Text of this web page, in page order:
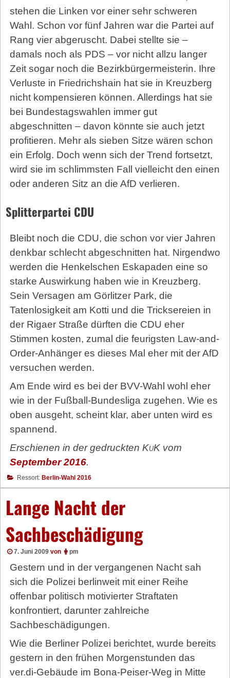
stehen die Linken vor einer sehr schweren
Wahl. Schon vor fünf Jahren war die Partei auf
Rang vier abgeruscht. Dabei stellte sie –
damals noch als PDS – vor nicht allzu langer
Zeit sogar noch die Bezirkbürgermeisterin. Ihre
Verluste in Friedrichshain hat sie in Kreuzberg
nicht kompensieren können. Allerdings hat sie
bei Bundestagswahlen immer gut
abgeschnitten – davon könnte sie auch jetzt
profitieren. Mehr als sieben Sitze wären schon
ein Erfolg. Doch wenn sich der Trend fortsetzt,
wird sie im schlimmsten Fall vielleicht den einen
oder anderen Sitz an die AfD verlieren.
Splitterpartei CDU
Bleibt noch die CDU, die schon vor vier Jahren
denkbar schlecht abgeschnitten hat. Nirgendwo
werden die Henkelschen Eskapaden eine so
starke Auswirkung haben wie in Kreuzberg.
Sein Versagen am Gör­litzer Park, die
Tatenlosigkeit am Kotti und die Tricksereien in
der Rigaer Straße dürften die CDU eher
Stimmen kosten, zumal die feurigsten Law-and-
Order-Anhänger es dieses Mal eher mit der AfD
versuchen werden.
Am Ende wird es bei der BVV-Wahl wohl eher
wie in der Fußball-Bundesliga zugehen. Wie es
oben ausgeht, scheint klar, aber unten wird es
spannend.
Erschienen in der gedruckten KuKvom
September 2016.
Ressort: Berlin-Wahl 2016
Lange Nacht der
Sachbeschädigung
7. Juni 2009 von pm
Gestern und in der vergangenen Nacht sah
sich die Polizei berlinweit mit einer Reihe
offenbar politisch motivierter Straftaten
konfrontiert, darunter zahlreiche
Sachbeschädigungen.
Wie die Berliner Polizei berichtet, wurde bereits
gestern in den frühen Morgenstunden das
ver.di-Gebäude im Bona-Peiser-Weg in Mitte